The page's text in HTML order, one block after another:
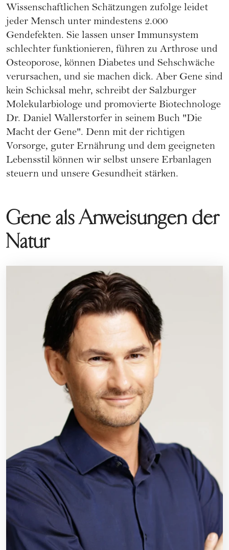
Wissenschaftlichen Schätzungen zufolge leidet
jeder Mensch unter mindestens 2.000
Gendefekten. Sie lassen unser Immunsystem
schlechter funktionieren, führen zu Arthrose und
Osteoporose, können Diabetes und Sehschwäche
verursachen, und sie machen dick. Aber Gene sind
kein Schicksal mehr, schreibt der Salzburger
Molekularbiologe und promovierte Biotechnologe
Dr. Daniel Wallerstorfer in seinem Buch "Die
Macht der Gene". Denn mit der richtigen
Vorsorge, guter Ernährung und dem geeigneten
Lebensstil können wir selbst unsere Erbanlagen
steuern und unsere Gesundheit stärken.
Gene als Anweisungen der
Natur